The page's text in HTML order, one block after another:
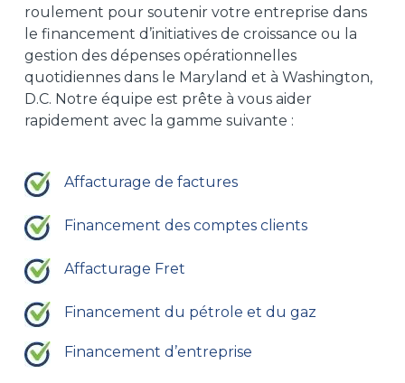
roulement pour soutenir votre entreprise dans
le financement d’initiatives de croissance ou la
gestion des dépenses opérationnelles
quotidiennes dans le Maryland et à Washington,
D.C. Notre équipe est prête à vous aider
rapidement avec la gamme suivante :
Affacturage de factures
Financement des comptes clients
Affacturage Fret
Financement du pétrole et du gaz
Financement d’entreprise